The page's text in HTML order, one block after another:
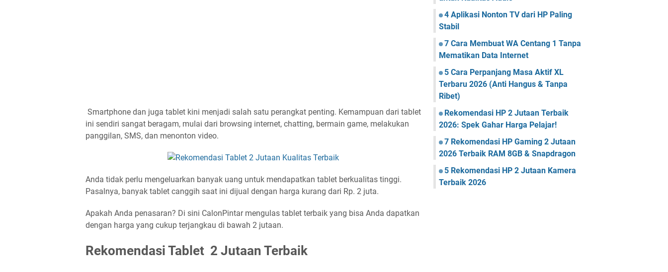
Smartphone dan juga tablet kini menjadi salah satu perangkat penting. Kemampuan dari tablet
ini sendiri sangat beragam, mulai dari browsing internet, chatting, bermain game, melakukan
panggilan, SMS, dan menonton video.
Anda tidak perlu mengeluarkan banyak uang untuk mendapatkan tablet berkualitas tinggi.
Pasalnya, banyak tablet canggih saat ini dijual dengan harga kurang dari Rp. 2 juta.
Apakah Anda penasaran? Di sini CalonPintar mengulas tablet terbaik yang bisa Anda dapatkan
dengan harga yang cukup terjangkau di bawah 2 jutaan.
Rekomendasi Tablet 2 Jutaan Terbaik
4 Aplikasi Nonton TV dari HP Paling
Stabil
7 Cara Membuat WA Centang 1 Tanpa
Mematikan Data Internet
5 Cara Perpanjang Masa Aktif XL
Terbaru 2026 (Anti Hangus & Tanpa
Ribet)
Rekomendasi HP 2 Jutaan Terbaik
2026: Spek Gahar Harga Pelajar!
7 Rekomendasi HP Gaming 2 Jutaan
2026 Terbaik RAM 8GB & Snapdragon
5 Rekomendasi HP 2 Jutaan Kamera
Terbaik 2026